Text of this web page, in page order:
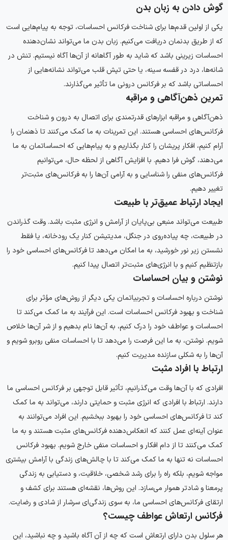
گوش دادن به زبان بدن
یکی از اولین قدم‌ها برای شناخت فرکانس احساسات، توجه به پیام‌هایی است
که از طریق بدنمان دریافت می‌کنیم. زبان بدن ما می‌تواند نشان‌دهنده
احساسات زیرینی باشد که شاید به طور آگاهانه از آن‌ها آگاه نیستیم. تنش در
شانه‌ها، درد در قفسه سینه، یا حتی تپش قلب می‌تواند نشانه‌هایی از
احساساتی باشد که بر فرکانس درونی ما تأثیر می‌گذارند.
تمرین ذهن‌آگاهی و مراقبه
ذهن‌آگاهی و مراقبه ابزارهای قدرتمندی برای اتصال به درون و شناخت
فرکانس‌های احساسی هستند. این تمرینات به ما کمک می‌کنند تا ذهنمان را
آرام کنیم، افکار پریشان را کنار بگذاریم و به پیام‌هایی که احساساتمان به ما
می‌دهند، گوش فرا دهیم. با افزایش آگاهی از لحظه حال، می‌توانیم
فرکانس‌های منفی را شناسایی و به آرامی آن‌ها را به فرکانس‌های مثبت‌تر
تغییر دهیم.
ایجاد ارتباط عمیق‌تر با طبیعت
طبیعت می‌تواند منبعی بی‌پایان از آرامش و انرژی مثبت باشد. وقت گذراندن
در طبیعت، چه پیاده‌روی در جنگل، مدیتیشن کنار یک رودخانه، یا فقط
نشستن زیر نور خورشید، به ما امکان می‌دهد تا فرکانس‌های احساسی خود را
بازتنظیم کنیم و با انرژی‌های مثبت‌تر اتصال پیدا کنیم.
نوشتن و بیان احساسات
نوشتن درباره احساسات و تجربیاتمان یکی دیگر از روش‌های مؤثر برای
شناخت و بهبود فرکانس احساسات است. این فرآیند به ما کمک می‌کند تا
احساسات و عواطف خود را درک کنیم، به آن‌ها نام بدهیم و از شر آن‌ها خلاص
شویم. نوشتن، به ما این فرصت را می‌دهد تا با احساسات منفی روبرو شویم و
آن‌ها را به شکلی سازنده مدیریت کنیم.
ارتباط با افراد مثبت
افرادی که با آن‌ها وقت می‌گذرانیم، تأثیر قابل توجهی بر فرکانس احساسی ما
دارند. ارتباط با افرادی که انرژی مثبت و حمایتی دارند، می‌تواند به ما کمک
کند تا فرکانس‌های احساسی خود را بهبود ببخشیم. این افراد می‌توانند به
عنوان آینه‌ای عمل کنند که انعکاس‌دهنده فرکانس‌های مثبت هستند و به ما
کمک می‌کنند تا از دام افکار و احساسات منفی خارج شویم. بهبود فرکانس
احساسات نه تنها به ما کمک می‌کند تا با چالش‌های زندگی با آرامش بیشتری
مواجه شویم، بلکه راه را برای رشد شخصی، خلاقیت، و دستیابی به زندگی
پرمعنا و شادتر هموار می‌سازد. این روش‌ها، نقشه‌ای هستند برای کشف و
ارتقای فرکانس‌های احساسی ما، به سوی زندگی‌ای سرشار از شادی و رضایت.
فرکانس ارتعاش عواطف چیست؟
هر سلول بدن دارای ارتعاش است که چه از آن آگاه باشید و چه نباشید، این